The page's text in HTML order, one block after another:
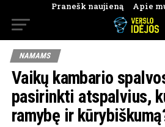
Pranešk naujieną Apie
NAMAMS
Vaikų kambario
pasirinkti atspalvius,
ramybę ir